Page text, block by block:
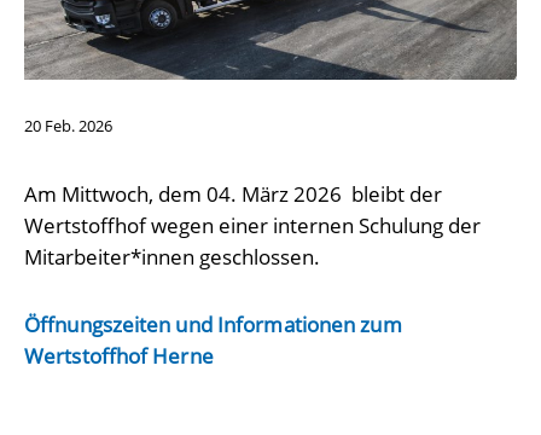
20 Feb.2026
Am Mittwoch, dem 04. März 2026 bleibt der
Wertstoffhof wegen einer internen Schulung der
Mitarbeiter*innen geschlossen.
Öffnungszeiten und Informationen zum
Wertstoffhof Herne